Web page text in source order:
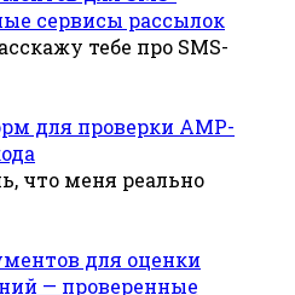
сервисы рассылок
тебе про SMS-
для проверки AMP-
что меня реально
для оценки
— проверенные